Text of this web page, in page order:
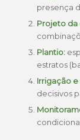
presença
Projeto da
Plantio:
estratos
Irrigação
decisivos